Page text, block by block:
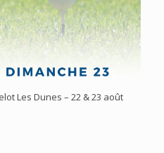
Les Dunes – 22 & 23 août